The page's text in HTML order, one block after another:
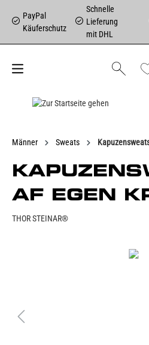
PayPal
Käuferschutz
Schnelle
Lieferung
mit DHL
Männer Sweats
AF EGEN
THOR STEINAR®